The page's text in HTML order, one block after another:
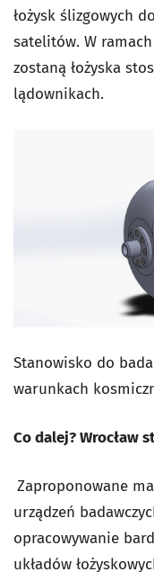
łożysk ślizgowych
satelitów. W
zostaną łożyska
lądownikach.
Stanowisko do
warunkach
Co dalej?
Zaproponowane
urządzeń
opracowywanie
układów